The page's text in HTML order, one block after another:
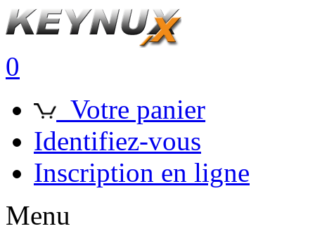
0
Votre panier
Identifiez-vous
Inscription en ligne
Menu